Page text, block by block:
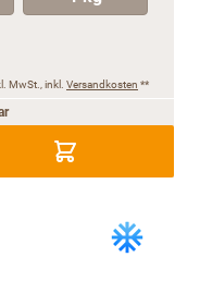
MwSt., inkl. Versandkosten **